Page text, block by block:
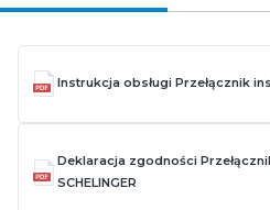
Instrukcja obsługi Przełącznik
Deklaracja zgodności
SCHELINGER